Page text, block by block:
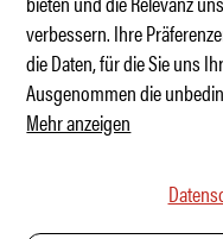
Telefon +41 44
Mo-Do 8-12 &
ai-abo@equi-
verbessern. Ihre
die Daten, für die Sie uns
Ausgenommen die
Mehr anzeigen